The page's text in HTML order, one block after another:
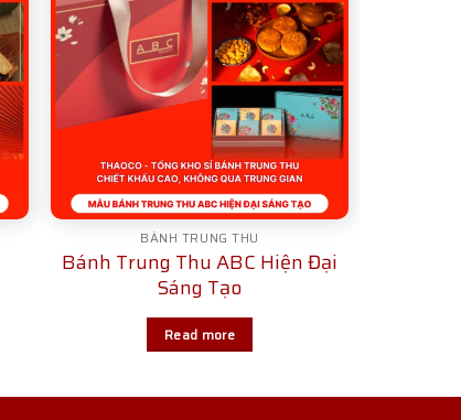
BÁNH TRUNG THU
Bánh Trung Thu ABC Hiện Đại
Sáng Tạo
Read more